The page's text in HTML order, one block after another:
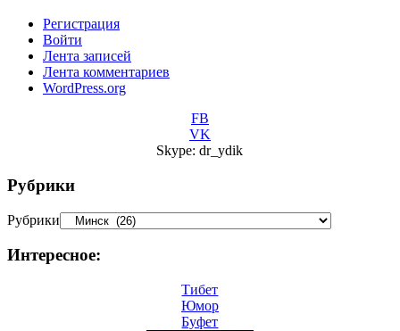
Регистрация
Войти
Лента записей
Лента комментариев
WordPress.org
FB
VK
Skype: dr_ydik
Рубрики
Рубрики
Интересное:
Тибет
Юмор
Буфет